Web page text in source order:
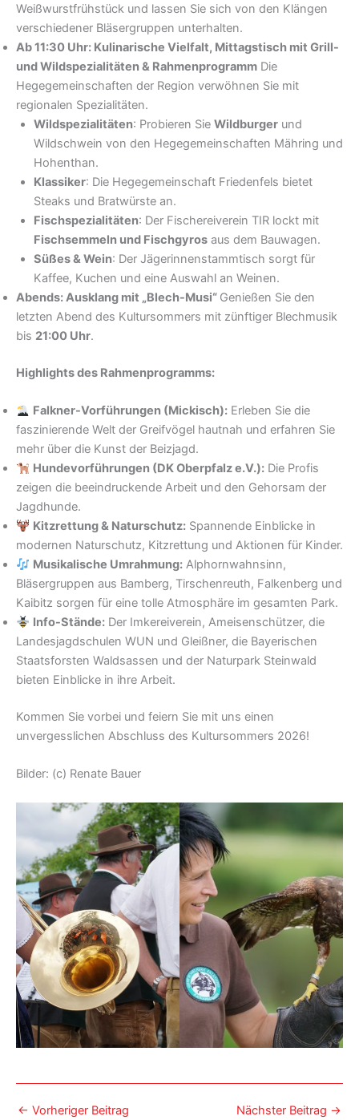
Weißwurstfrühstück und lassen Sie sich von den Klängen
verschiedener Bläsergruppen unterhalten.
Ab 11:30 Uhr: Kulinarische Vielfalt, Mittagstisch mit Grill-
und Wildspezialitäten & Rahmenprogramm Die
Hegegemeinschaften der Region verwöhnen Sie mit
regionalen Spezialitäten.
Wildspezialitäten: Probieren Sie Wildburgerund
Wildschwein von den Hegegemeinschaften Mähring und
Hohenthan.
Klassiker: Die Hegegemeinschaft Friedenfels bietet
Steaks und Bratwürste an.
Fischspezialitäten: Der Fischereiverein TIR lockt mit
Fischsemmeln und Fischgyrosaus dem Bauwagen.
Süßes & Wein: Der Jägerinnenstammtisch sorgt für
Kaffee, Kuchen und eine Auswahl an Weinen.
Abends: Ausklang mit „Blech-Musi“ Genießen Sie den
letzten Abend des Kultursommers mit zünftiger Blechmusik
bis 21:00 Uhr.
Highlights des Rahmenprogramms:
Falkner-Vorführungen (Mickisch):Erleben Sie die
faszinierende Welt der Greifvögel hautnah und erfahren Sie
mehr über die Kunst der Beizjagd.
Hundevorführungen (DK Oberpfalz e.V.):Die Profis
zeigen die beeindruckende Arbeit und den Gehorsam der
Jagdhunde.
Kitzrettung & Naturschutz:Spannende Einblicke in
modernen Naturschutz, Kitzrettung und Aktionen für Kinder.
Musikalische Umrahmung:Alphornwahnsinn,
Bläsergruppen aus Bamberg, Tirschenreuth, Falkenberg und
Kaibitz sorgen für eine tolle Atmosphäre im gesamten Park.
Info-Stände:Der Imkereiverein, Ameisenschützer, die
Landesjagdschulen WUN und Gleißner, die Bayerischen
Staatsforsten Waldsassen und der Naturpark Steinwald
bieten Einblicke in ihre Arbeit.
Kommen Sie vorbei und feiern Sie mit uns einen
unvergesslichen Abschluss des Kultursommers 2026!
Bilder: (c) Renate Bauer
← Vorheriger Beitrag Nächster Beitrag →